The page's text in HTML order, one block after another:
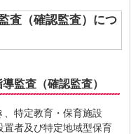
査（確認監査）につ
監査（確認監査）
特定教育・保育施設
置者及び特定地域型保育